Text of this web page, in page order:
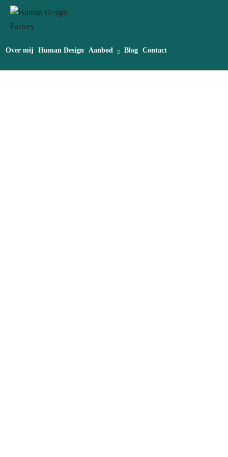
Over mij Human Design Aanbod Blog Contact